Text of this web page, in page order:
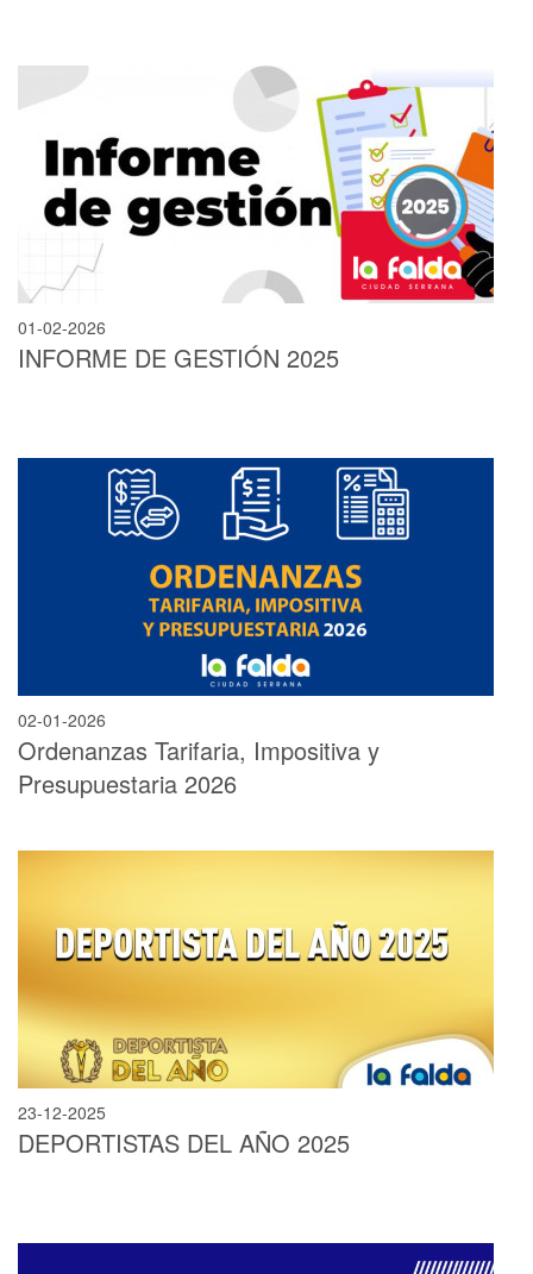
01-02-2026
INFORME DE GESTIÓN 2025
02-01-2026
Ordenanzas Tarifaria, Impositiva y
Presupuestaria 2026
23-12-2025
DEPORTISTAS DEL AÑO 2025